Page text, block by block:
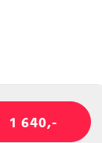
1 640,-